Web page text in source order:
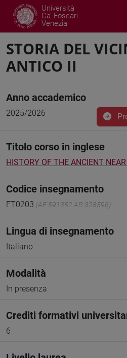
Università
Ca' Foscari
Venezia
STORIA DEL
ANTICO II
Anno accademico
2025/2026
Titolo corso in inglese
HISTORY OF THE ANCIENT
Codice insegnamento
FT0203 (AF:591352 AR:328596)
Lingua di insegnamento
Italiano
Modalità
In presenza
Crediti formativi
6